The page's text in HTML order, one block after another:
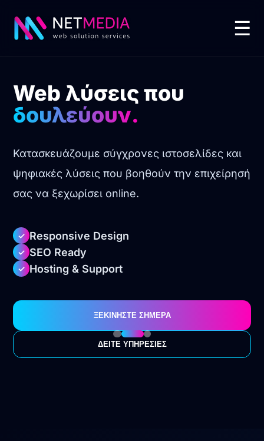
☰
Web λύσεις που
δουλεύουν.
Κατασκευάζουμε σύγχρονες ιστοσελίδες και
ψηφιακές λύσεις που βοηθούν την επιχείρησή
σας να ξεχωρίσει online.
✓ Responsive Design
✓ SEO Ready
✓ Hosting & Support
ΞΕΚΙΝΗΣΤΕ ΣΗΜΕΡΑ
ΔΕΙΤΕ ΥΠΗΡΕΣΙΕΣ